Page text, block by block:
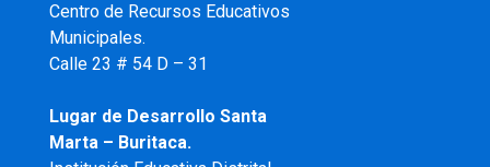
Centro de Recursos Educativos
Municipales.
Calle 23 # 54 D – 31
Lugar de Desarrollo Santa
Marta – Buritaca.